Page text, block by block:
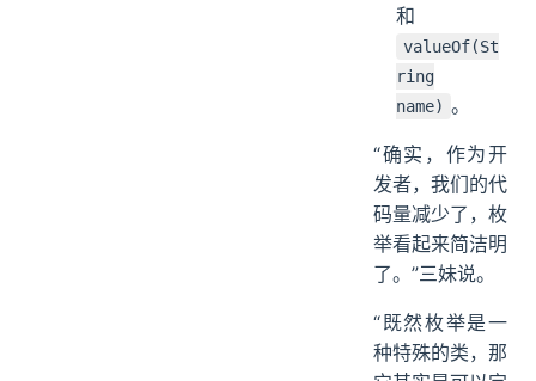
和
valueOf(St
ring
name) 。
“确实，作为开
发者，我们的代
码量减少了，枚
举看起来简洁明
了。”三妹说。
“既然枚举是一
种特殊的类，那